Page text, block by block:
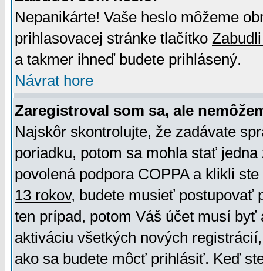
Nepanikárte! Vaše heslo môžeme
prihlasovacej stránke tlačítko
a takmer ihneď budete prihlásený.
Návrat hore
Zaregistroval som sa, ale
Najskôr skontrolujte, že zadávate
poriadku, potom sa mohla stať
povolená podpora COPPA a klikli
13 rokov, budete musieť postupovať
ten prípad, potom Váš účet musí
aktiváciu všetkých nových
ako sa budete môcť prihlásiť. Keď